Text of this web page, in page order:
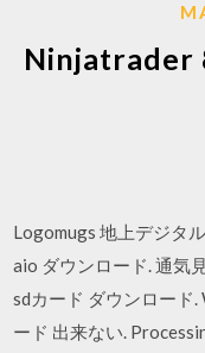
Ninjatrader
Logomugs 地上デジタ
aio ダウンロード. 通気
sdカード ダウンロード
ード 出来ない.